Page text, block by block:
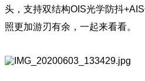
头，支持双结构OIS光学防抖
照更加游刃有余，一起来看看。